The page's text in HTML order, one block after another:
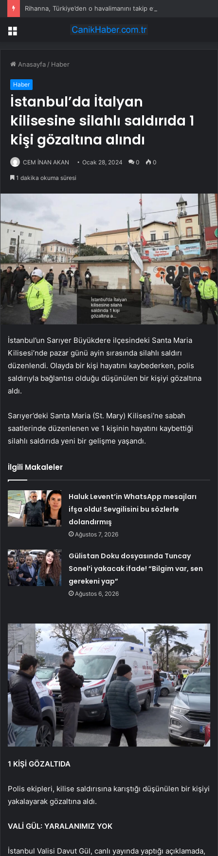
Rihanna, Türkiye’den o havalimanını takip etmeye başladı
Menü
Anasayfa / Haber
Haber
İstanbul’da İtalyan
kilisesine silahlı saldırıda 1
kişi gözaltına alındı
CEM İNAN AKAN Ocak 28, 2024 0 0
1 dakika okuma süresi
İstanbul’un Sarıyer Büyükdere ilçesindeki Santa Maria
Kilisesi’nde pazar günü ayin sırasında silahlı saldırı
düzenlendi. Olayda bir kişi hayatını kaybederken, polis
saldırıyla bağlantısı olduğu düşünülen bir kişiyi gözaltına
aldı.
Sarıyer’deki Santa Maria (St. Mary) Kilisesi’ne sabah
saatlerinde düzenlenen ve 1 kişinin hayatını kaybettiği
silahlı saldırıda yeni bir gelişme yaşandı.
İlgili Makaleler
Haluk Levent’in WhatsApp mesajları
ifşa oldu! Sevgilisini bu sözlerle
dolandırmış
Ağustos 7, 2026
Gülistan Doku dosyasında Tuncay
Sonel’i yakacak ifade! “Bilgim var, sen
gerekeni yap”
Ağustos 6, 2026
1 KİŞİ GÖZALTIDA
Polis ekipleri, kilise saldırısına karıştığı düşünülen bir kişiyi
yakalayarak gözaltına aldı.
VALİ GÜL: YARALANIMIZ YOK
İstanbul Valisi Davut Gül, canlı yayında yaptığı açıklamada,